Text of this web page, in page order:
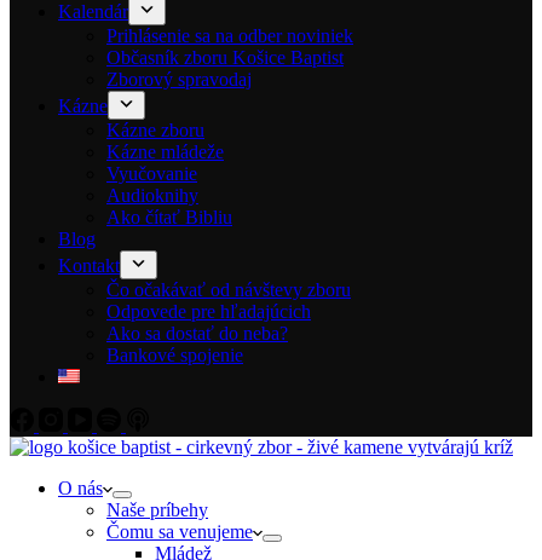
Kalendár
Prihlásenie sa na odber noviniek
Občasník zboru Košice Baptist
Zborový spravodaj
Kázne
Kázne zboru
Kázne mládeže
Vyučovanie
Audioknihy
Ako čítať Bibliu
Blog
Kontakt
Čo očakávať od návštevy zboru
Odpovede pre hľadajúcich
Ako sa dostať do neba?
Bankové spojenie
O nás
Naše príbehy
Čomu sa venujeme
Mládež